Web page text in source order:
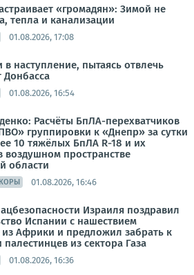
«громадян»: Зимой не
тепла и канализации
01.08.2026, 17:08
наступление, пытаясь отвлечь
Донбасса
01.08.2026, 16:54
Расчёты БпЛА-перехватчиков
группировки к «Днепр» за сутки
10 тяжёлых БпЛА R-18 и их
воздушном пространстве
области
01.08.2026, 16:46
Израиля поздравил
Испании с нашествием
из Африки и предложил забрать к
из сектора Газа
01.08.2026, 16:36